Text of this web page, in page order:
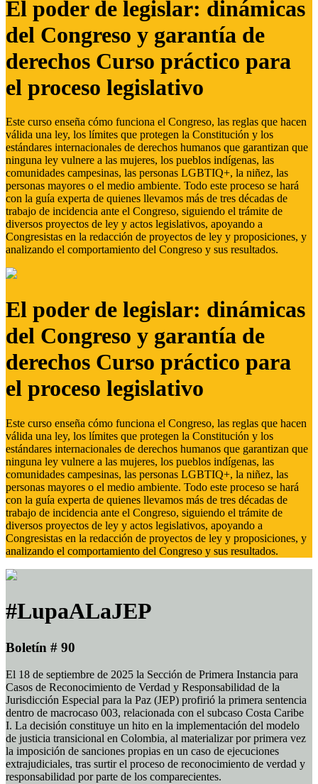
El poder de legislar: dinámicas
del Congreso y garantía de
derechos Curso práctico para
el proceso legislativo
Este curso enseña cómo funciona el Congreso, las reglas que hacen
válida una ley, los límites que protegen la Constitución y los
estándares internacionales de derechos humanos que garantizan que
ninguna ley vulnere a las mujeres, los pueblos indígenas, las
comunidades campesinas, las personas LGBTIQ+, la niñez, las
personas mayores o el medio ambiente. Todo este proceso se hará
con la guía experta de quienes llevamos más de tres décadas de
trabajo de incidencia ante el Congreso, siguiendo el trámite de
diversos proyectos de ley y actos legislativos, apoyando a
Congresistas en la redacción de proyectos de ley y proposiciones, y
analizando el comportamiento del Congreso y sus resultados.
El poder de legislar: dinámicas
del Congreso y garantía de
derechos Curso práctico para
el proceso legislativo
Este curso enseña cómo funciona el Congreso, las reglas que hacen
válida una ley, los límites que protegen la Constitución y los
estándares internacionales de derechos humanos que garantizan que
ninguna ley vulnere a las mujeres, los pueblos indígenas, las
comunidades campesinas, las personas LGBTIQ+, la niñez, las
personas mayores o el medio ambiente. Todo este proceso se hará
con la guía experta de quienes llevamos más de tres décadas de
trabajo de incidencia ante el Congreso, siguiendo el trámite de
diversos proyectos de ley y actos legislativos, apoyando a
Congresistas en la redacción de proyectos de ley y proposiciones, y
analizando el comportamiento del Congreso y sus resultados.
#LupaALaJEP
Boletín # 90
El 18 de septiembre de 2025 la Sección de Primera Instancia para
Casos de Reconocimiento de Verdad y Responsabilidad de la
Jurisdicción Especial para la Paz (JEP) profirió la primera sentencia
dentro de macrocaso 003, relacionada con el subcaso Costa Caribe
I. La decisión constituye un hito en la implementación del modelo
de justicia transicional en Colombia, al materializar por primera vez
la imposición de sanciones propias en un caso de ejecuciones
extrajudiciales, tras surtir el proceso de reconocimiento de verdad y
responsabilidad por parte de los comparecientes.